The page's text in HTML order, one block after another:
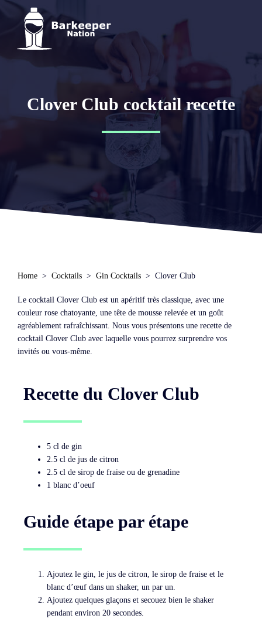
Clover Club cocktail recette
Home Cocktails Gin Cocktails Clover Club
Le cocktail Clover Club est un apéritif très classique, avec une
couleur rose chatoyante, une tête de mousse relevée et un goût
agréablement rafraîchissant. Nous vous présentons une recette de
cocktail Clover Club avec laquelle vous pourrez surprendre vos
invités ou vous-même.
Recette du Clover Club
5 cl de gin
2.5 cl de jus de citron
2.5 cl de sirop de fraise ou de grenadine
1 blanc d’oeuf
Guide étape par étape
Ajoutez le gin, le jus de citron, le sirop de fraise et le
blanc d’œuf dans un shaker, un par un.
Ajoutez quelques glaçons et secouez bien le shaker
pendant environ 20 secondes.